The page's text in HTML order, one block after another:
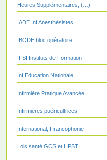
Heures Supplémentaires, (…)
IADE Inf Anesthésistes
IBODE bloc opératoire
IFSI Instituts de Formation
Inf Education Nationale
Infirmière Pratique Avancée
Infirmières puéricultrices
International, Francophonie
Lois santé GCS et HPST